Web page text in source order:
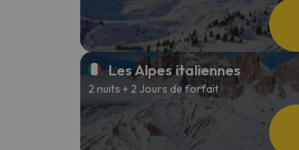
Les Alpes italiennes
2 nuits + 2 Jours de forfait